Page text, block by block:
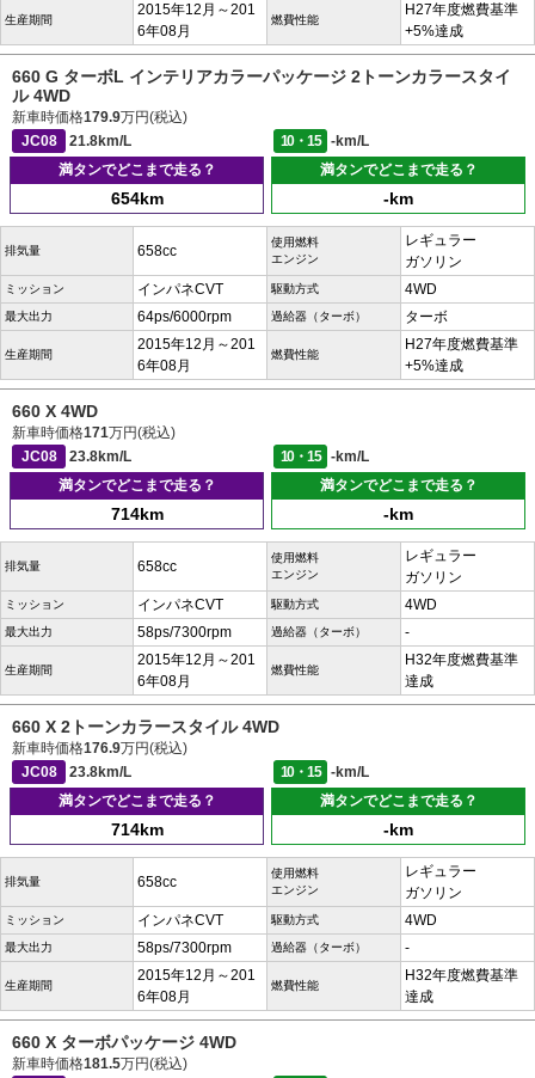
生産期間
2015年12月～201
6年08月
燃費性能
H27年度燃費基準
+5%達成
660 G ターボL インテリアカラーパッケージ 2トーンカラースタイ
ル 4WD
新車時価格179.9万円(税込)
JC08
21.8km/L 10・15
-km/L
満タンでどこまで走る？
654km
満タンでどこまで走る？
-km
排気量 658cc
使用燃料
エンジン
レギュラー
ガソリン
ミッション インパネCVT 駆動方式 4WD
最大出力 64ps/6000rpm 過給器（ターボ） ターボ
生産期間
2015年12月～201
6年08月
燃費性能
H27年度燃費基準
+5%達成
660 X 4WD
新車時価格171万円(税込)
JC08
23.8km/L 10・15
-km/L
満タンでどこまで走る？
714km
満タンでどこまで走る？
-km
排気量 658cc
使用燃料
エンジン
レギュラー
ガソリン
ミッション インパネCVT 駆動方式 4WD
最大出力 58ps/7300rpm 過給器（ターボ） -
生産期間
2015年12月～201
6年08月
燃費性能
H32年度燃費基準
達成
660 X 2トーンカラースタイル 4WD
新車時価格176.9万円(税込)
JC08
23.8km/L 10・15
-km/L
満タンでどこまで走る？
714km
満タンでどこまで走る？
-km
排気量 658cc
使用燃料
エンジン
レギュラー
ガソリン
ミッション インパネCVT 駆動方式 4WD
最大出力 58ps/7300rpm 過給器（ターボ） -
生産期間
2015年12月～201
6年08月
燃費性能
H32年度燃費基準
達成
660 X ターボパッケージ 4WD
新車時価格181.5万円(税込)